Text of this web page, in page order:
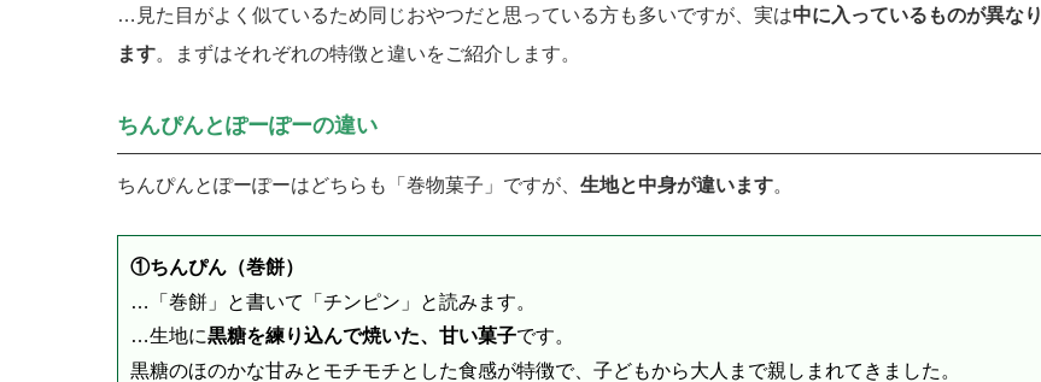
…見た目がよく似ているため同じおやつだと思っている方も多いですが、実は中に入っているものが異なり
ます。まずはそれぞれの特徴と違いをご紹介します。
ちんぴんとぽーぽーの違い
ちんぴんとぽーぽーはどちらも「巻物菓子」ですが、 生地と中身が違います。
①ちんぴん（巻餅）
…「巻餅」と書いて「チンピン」と読みます。
…生地に黒糖を練り込んで焼いた、甘い菓子です。
黒糖のほのかな甘みとモチモチとした食感が特徴で、子どもから大人まで親しまれてきました。